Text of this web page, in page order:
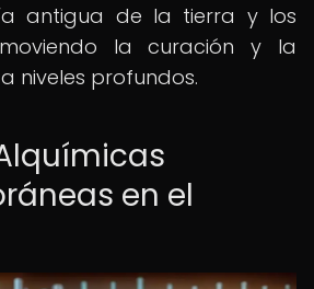
antigua de la tierra y los
la curación y la
niveles profundos.
en el